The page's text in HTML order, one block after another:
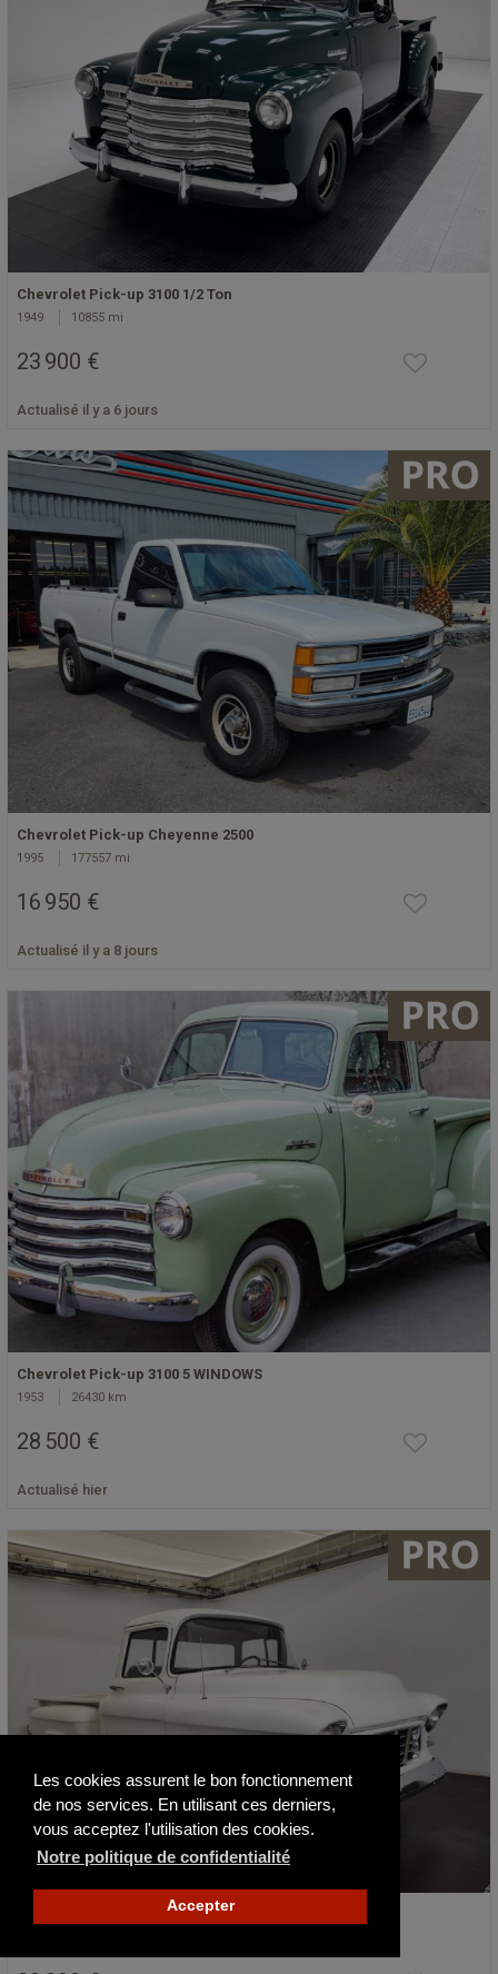
Les cookies assurent le bon fonctionnement
de nos services. En utilisant ces derniers,
vous acceptez l'utilisation des cookies.
Notre politique de confidentialité
Accepter
Chevrolet Pick-up 3100 1/2 Ton
1949 10855 mi
23 900 €
Actualisé il y a 6 jours
Chevrolet Pick-up Cheyenne 2500
1995 177557 mi
16 950 €
Actualisé il y a 8 jours
Chevrolet Pick-up 3100 5 WINDOWS
1953 26430 km
28 500 €
Actualisé hier
Chevrolet Pick-up 3100